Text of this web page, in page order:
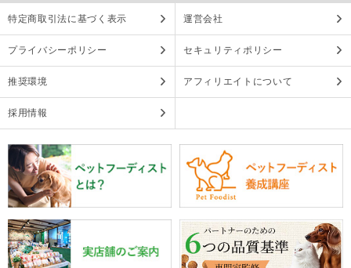
特定商取引法に基づく表示 運営会社
プライバシーポリシー セキュリティポリシー
推奨環境 アフィリエイトについて
採用情報